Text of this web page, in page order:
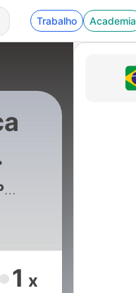
Trabalho Academia
1 x